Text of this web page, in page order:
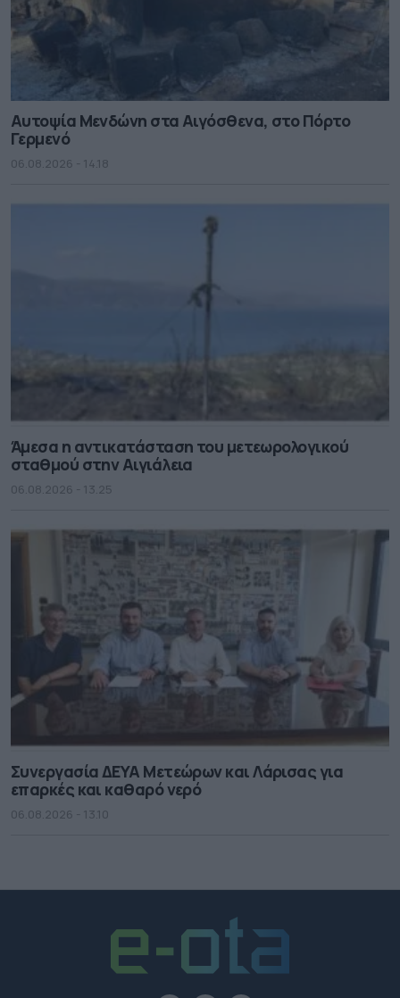
Αυτοψία Μενδώνη στα Αιγόσθενα, στο Πόρτο
Γερμενό
06.08.2026 - 14.18
Άμεσα η αντικατάσταση του μετεωρολογικού
σταθμού στην Αιγιάλεια
06.08.2026 - 13.25
Συνεργασία ΔΕΥΑ Μετεώρων και Λάρισας για
επαρκές και καθαρό νερό
06.08.2026 - 13.10